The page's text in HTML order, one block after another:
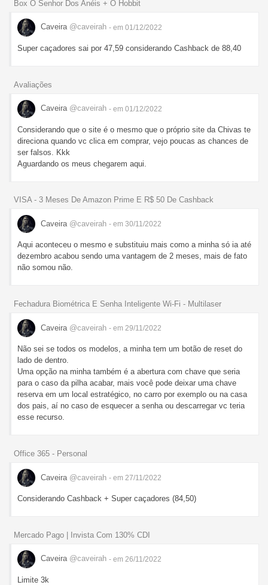
Box O Senhor Dos Anéis + O Hobbit
Caveira @caveirah - em 01/12/2022
Super caçadores sai por 47,59 considerando Cashback de 88,40
Avaliações
Caveira @caveirah - em 01/12/2022
Considerando que o site é o mesmo que o próprio site da Chivas te
direciona quando vc clica em comprar, vejo poucas as chances de
ser falsos. Kkk
Aguardando os meus chegarem aqui.
VISA - 3 Meses De Amazon Prime E R$ 50 De Cashback
Caveira @caveirah - em 30/11/2022
Aqui aconteceu o mesmo e substituiu mais como a minha só ia até
dezembro acabou sendo uma vantagem de 2 meses, mais de fato
não somou não.
Fechadura Biométrica E Senha Inteligente Wi-Fi - Multilaser
Caveira @caveirah - em 29/11/2022
Não sei se todos os modelos, a minha tem um botão de reset do
lado de dentro.
Uma opção na minha também é a abertura com chave que seria
para o caso da pilha acabar, mais você pode deixar uma chave
reserva em um local estratégico, no carro por exemplo ou na casa
dos pais, aí no caso de esquecer a senha ou descarregar vc teria
esse recurso.
Office 365 - Personal
Caveira @caveirah - em 27/11/2022
Considerando Cashback + Super caçadores (84,50)
Mercado Pago | Invista Com 130% CDI
Caveira @caveirah - em 26/11/2022
Limite 3k